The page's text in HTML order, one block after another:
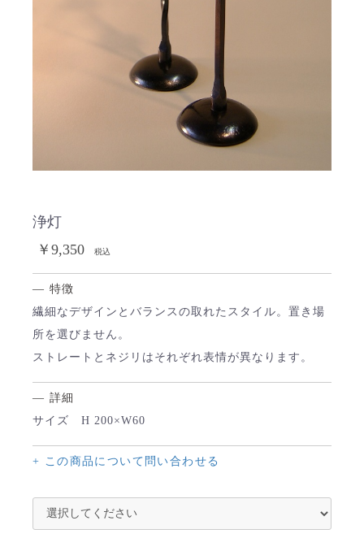
浄灯
￥9,350
税込
— 特徴
繊細なデザインとバランスの取れたスタイル。置き場
所を選びません。
ストレートとネジリはそれぞれ表情が異なります。
— 詳細
サイズ H 200×W60
+ この商品について問い合わせる
お買い物を続ける